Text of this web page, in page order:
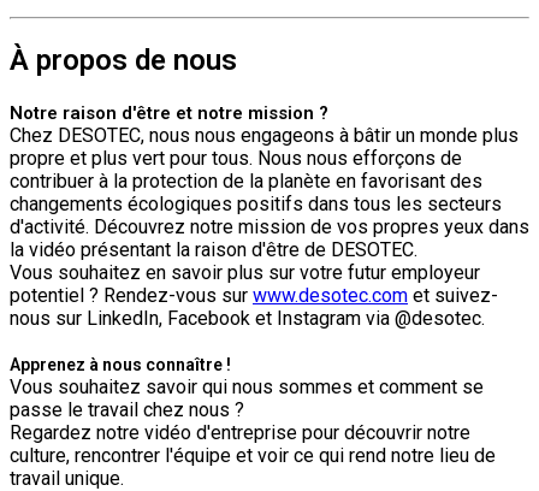
À propos de nous
Notre raison d'être et notre mission ?
Chez DESOTEC, nous nous engageons à bâtir un monde plus
propre et plus vert pour tous. Nous nous efforçons de
contribuer à la protection de la planète en favorisant des
changements écologiques positifs dans tous les secteurs
d'activité. Découvrez notre mission de vos propres yeux dans
la vidéo présentant la raison d'être de DESOTEC.
Vous souhaitez en savoir plus sur votre futur employeur
potentiel ? Rendez-vous sur www.desotec.com et suivez-
nous sur LinkedIn, Facebook et Instagram via @desotec.
Apprenez à nous connaître !
Vous souhaitez savoir qui nous sommes et comment se
passe le travail chez nous ?
Regardez notre vidéo d'entreprise pour découvrir notre
culture, rencontrer l'équipe et voir ce qui rend notre lieu de
travail unique.